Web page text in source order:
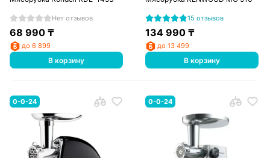
Нет отзывов
68 990₸
до 6 899
В корзину
15 отзывов
134 990 ₸
до 13 499
В корзину
0-0-24 0-0-24